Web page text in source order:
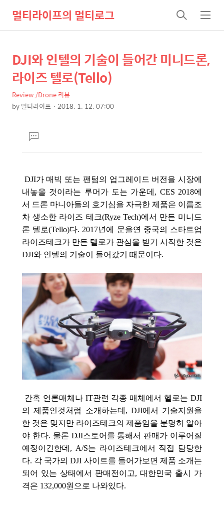
멀티라이프의 멀티로그
검
색
메
뉴
상
세
텐
본
문
제
목
DJI와 인텔의 기술이 들어간 미니드론,
라이즈 텔로(Tello)
Review./Drone 리뷰
by멀티라이프 2018. 1. 12. 07:00
댓
글
DJI가 매빅 또는 팬텀의 업그레이드 버전을 시장에
내놓을 것이라는 루머가 도는 가운데, CES 2018에
서 드론 마니아들의 호기심을 자극한 제품은 이름조
차 생소한 라이즈 테크(Ryze Tech)에서 만든 미니드
론 텔로(Tello)다. 2017년에 문을연 중국의 스타트업
라이즈테크가 만든 텔로가 관심을 받기 시작한 것은
DJI와 인텔의 기술이 들어갔기 때문이다.
간혹 언론매체나 IT관련 각종 매체에서 헬로는 DJI
의 제품인것처럼 소개하는데, DJI에서 기술지원을
한 것은 맞지만 라이즈테크의 제품임을 분명히 알아
야 한다. 물론 DJI스토어를 통해서 판매가 이루어질
예정이긴한데, A/S는 라이즈테크에서 직접 담당한
다. 각 국가의 DJI 사이트를 들어가보면 제품 소개는
되어 있는 상태에서 판매전이고, 대한민국 출시 가
격은 132,000원으로 나와있다.